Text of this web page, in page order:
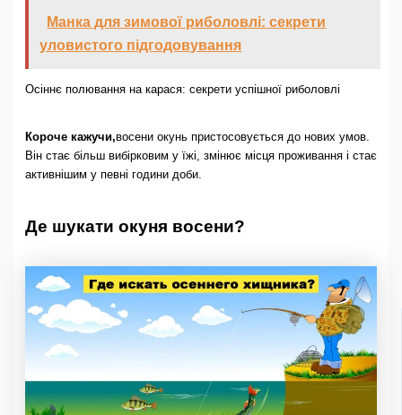
Манка для зимової риболовлі: секрети
уловистого підгодовування
Осіннє полювання на карася: секрети успішної риболовлі
Короче кажучи,восени окунь пристосовується до нових умов.
Він стає більш вибірковим у їжі, змінює місця проживання і стає
активнішим у певні години доби.
Де шукати окуня восени?